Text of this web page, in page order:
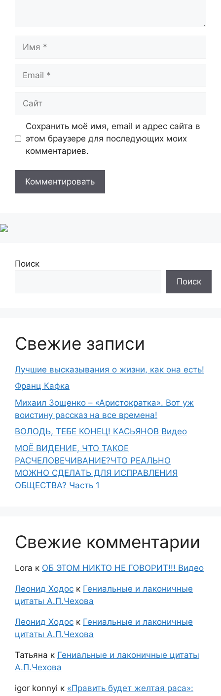
Имя
Email
Сайт
Сохранить моё имя, email и адрес сайта в
этом браузере для последующих моих
комментариев.
Поиск
Поиск
Свежие записи
Лучшие высказывания о жизни, как она есть!
Франц Кафка
Михаил Зощенко – «Аристократка». Вот уж
воистину рассказ на все времена!
ВОЛОДЬ, ТЕБЕ КОНЕЦ! КАСЬЯНОВ Видео
МОЁ ВИДЕНИЕ, ЧТО ТАКОЕ
РАСЧЕЛОВЕЧИВАНИЕ?ЧТО РЕАЛЬНО
МОЖНО СДЕЛАТЬ ДЛЯ ИСПРАВЛЕНИЯ
ОБЩЕСТВА? Часть 1
Свежие комментарии
Lora к ОБ ЭТОМ НИКТО НЕ ГОВОРИТ!!! Видео
Леонид Ходос к Гениальные и лаконичные
цитаты А.П.Чехова
Леонид Ходос к Гениальные и лаконичные
цитаты А.П.Чехова
Татьяна к Гениальные и лаконичные цитаты
А.П.Чехова
igor konnyi к «Править будет желтая раса»: